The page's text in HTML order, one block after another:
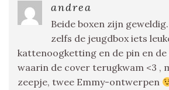
andrea
Beide boxen zijn
zelfs de jeugdbox iets
kattenoogketting en de pin en
waarin de cover terugkwam <3 ,
zeepje, twee Emmy-ontwerpen